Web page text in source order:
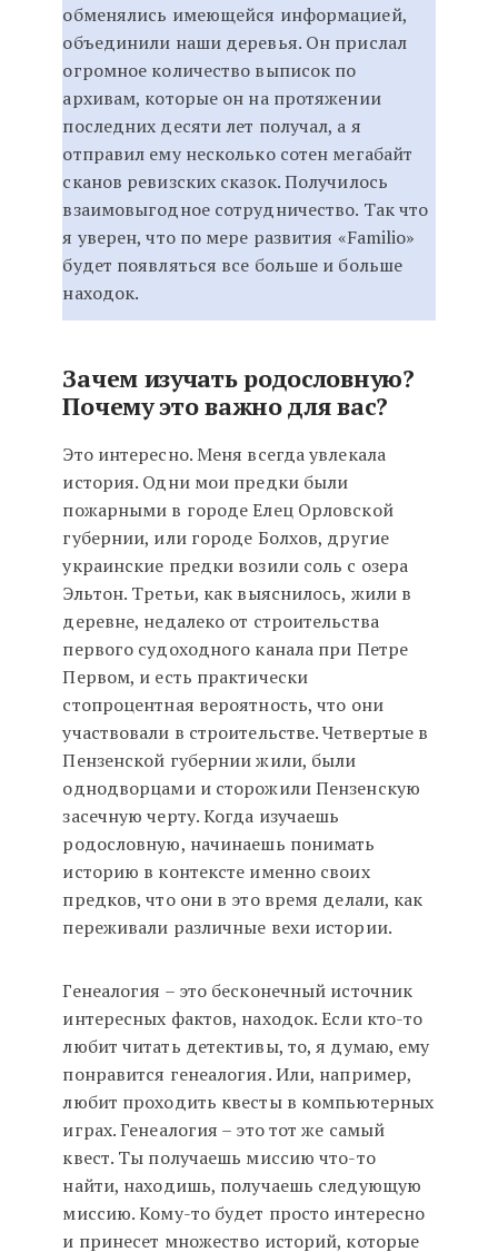
обменялись имеющейся информацией,
объединили наши деревья. Он прислал
огромное количество выписок по
архивам, которые он на протяжении
последних десяти лет получал, а я
отправил ему несколько сотен мегабайт
сканов ревизских сказок. Получилось
взаимовыгодное сотрудничество. Так что
я уверен, что по мере развития «Familio»
будет появляться все больше и больше
находок.
Зачем изучать родословную?
Почему это важно для вас?
Это интересно. Меня всегда увлекала
история. Одни мои предки были
пожарными в городе Елец Орловской
губернии, или городе Болхов, другие
украинские предки возили соль с озера
Эльтон. Третьи, как выяснилось, жили в
деревне, недалеко от строительства
первого судоходного канала при Петре
Первом, и есть практически
стопроцентная вероятность, что они
участвовали в строительстве. Четвертые в
Пензенской губернии жили, были
однодворцами и сторожили Пензенскую
засечную черту. Когда изучаешь
родословную, начинаешь понимать
историю в контексте именно своих
предков, что они в это время делали, как
переживали различные вехи истории.
Генеалогия – это бесконечный источник
интересных фактов, находок. Если кто-то
любит читать детективы, то, я думаю, ему
понравится генеалогия. Или, например,
любит проходить квесты в компьютерных
играх. Генеалогия – это тот же самый
квест. Ты получаешь миссию что-то
найти, находишь, получаешь следующую
миссию. Кому-то будет просто интересно
и принесет множество историй, которые